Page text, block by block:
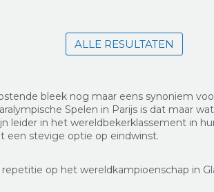
ALLE RESULTATEN
bleek nog maar eens synoniem
Spelen in Parijs is dat maar
leider in het wereldbekerklassement in
een stevige optie op eindwinst.
op het wereldkampioenschap in